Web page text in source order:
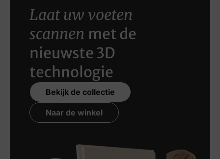
Laat uw voeten
scannen met de
nieuwste 3D
technologie
Bekijk de collectie
Naar de winkel